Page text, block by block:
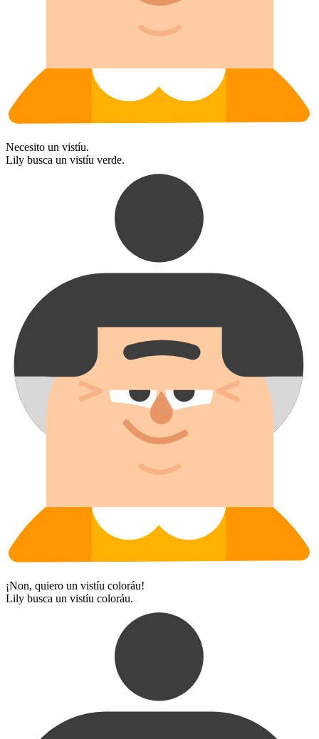
Necesito un vistíu.
Lily busca un vistíu verde.
¡Non, quiero un vistíu coloráu!
Lily busca un vistíu coloráu.